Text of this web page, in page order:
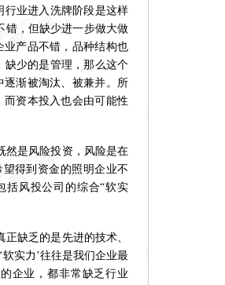
业进入洗牌阶段是这样
错，但缺少进一步做大做
业产品不错，品种结构也
缺少的是管理，那么这个
逐渐被淘汰、被兼并。所
而资本投入也会由可能性
是风险投资，风险是在
得到资金的照明企业不
括风投公司的综合“软实
缺乏的是先进的技术、
实力’往往是我们企业最
企业，都非常缺乏行业